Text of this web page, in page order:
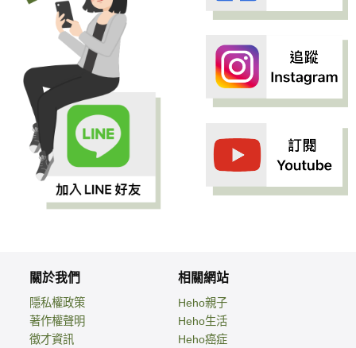
關於我們
隱私權政策
著作權聲明
徵才資訊
相關網站
Heho親子
Heho生活
Heho癌症